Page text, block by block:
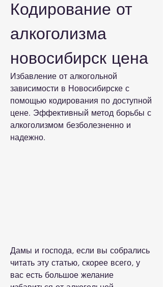
Кодирование от
алкоголизма
новосибирск цена
Избавление от алкогольной
зависимости в Новосибирске с
помощью кодирования по доступной
цене. Эффективный метод борьбы с
алкоголизмом безболезненно и
надежно.
Дамы и господа, если вы собрались
читать эту статью, скорее всего, у
вас есть большое желание